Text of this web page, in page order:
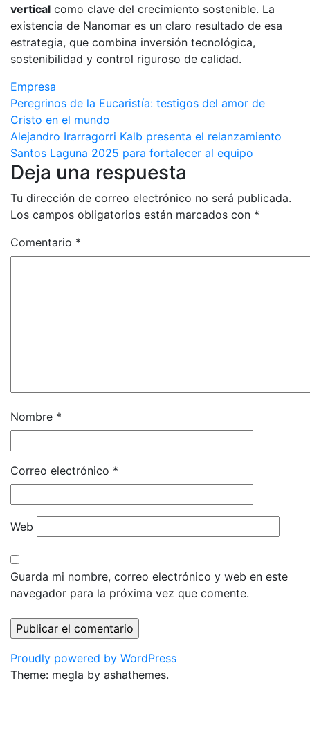
vertical como clave del crecimiento sostenible. La
existencia de Nanomar es un claro resultado de esa
estrategia, que combina inversión tecnológica,
sostenibilidad y control riguroso de calidad.
Empresa
Navegación
de
entradas
Peregrinos de la Eucaristía: testigos del amor de
Cristo en el mundo
Alejandro Irarragorri Kalb presenta el relanzamiento
Santos Laguna 2025 para fortalecer al equipo
Deja una respuesta
Tu dirección de correo electrónico no será publicada.
Los campos obligatorios están marcados con *
Comentario *
Nombre *
Correo electrónico *
Web
Guarda mi nombre, correo electrónico y web en este
navegador para la próxima vez que comente.
Proudly powered by WordPress
Theme: megla by ashathemes.